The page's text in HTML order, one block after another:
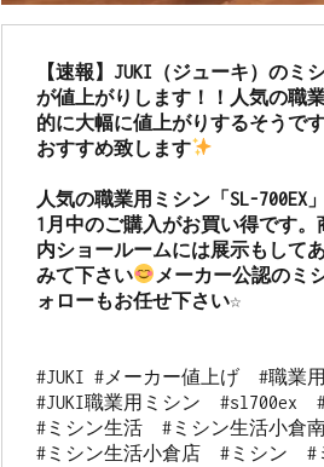
【速報】JUKI（ジューキ）のミ
が値上がりします！！人気の職
的に大幅に値上がりするそうで
おすすめ致します
人気の職業用ミシン「SL-700EX
1月中のご購入がお買い得です
内ショールームには展示もして
みて下さい
メーカー公認のミ
ォローもお任せ下さい☆
#JUKI #メーカー値上げ　#職業
#JUKI職業用ミシン　#sl700ex
#ミシン生活　#ミシン生活小倉
#ミシン生活小倉店　#ミシン　#